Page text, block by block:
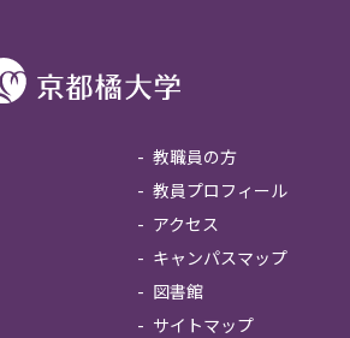
教職員の方
教員プロフィール
アクセス
キャンパスマップ
図書館
サイトマップ